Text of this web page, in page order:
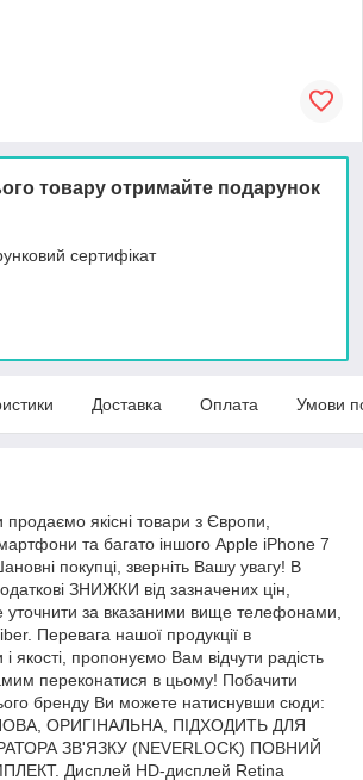
товару отримайте подарунок
сертифікат
Доставка Оплата Умови
якісні товари з Європи,
та багато іншого Apple iPhone 7
покупці, зверніть Вашу увагу! В
ЗНИЖКИ від зазначених цін,
уточнити за вказаними вище телефонами,
Перевага нашої продукції в
і якості, пропонуємо Вам відчути радість
переконатися в цьому! Побачити
бренду Ви можете натиснувши сюди:
ОРИГІНАЛЬНА, ПІДХОДИТЬ ДЛЯ
ЗВ'ЯЗКУ (NEVERLOCK) ПОВНИЙ
Дисплей HD-дисплей Retina